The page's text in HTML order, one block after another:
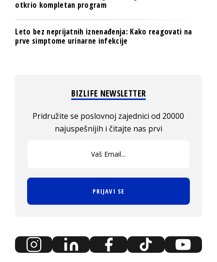
otkrio kompletan program
Leto bez neprijatnih iznenađenja: Kako reagovati na
prve simptome urinarne infekcije
BIZLIFE NEWSLETTER
Pridružite se poslovnoj zajednici od 20000
najuspešnijih i čitajte nas prvi
PRIJAVI SE